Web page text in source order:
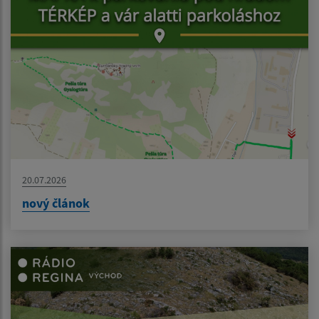
20.07.2026
nový článok